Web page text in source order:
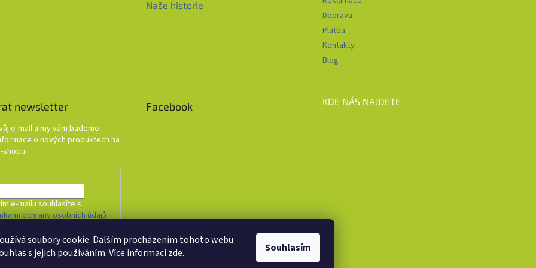
soubory cookie. Dalším procházením tohoto webu
s jejich používáním. Více informacízde. Souhlasím
Naše historie
Doprava
Platba
Kontakty
Blog
newsletter
e-mail a my vám budeme
o nových produktech na
shopu.
e-mailu souhlasíte s
ochrany osobních údajů
SE
Facebook KDE NÁS NAJDETE